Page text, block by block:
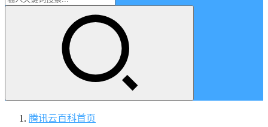
腾讯云百科首页